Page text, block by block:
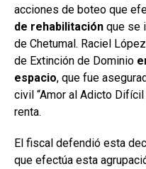
acciones de boteo que
de rehabilitación que se
de Chetumal. Raciel
de Extinción de Dominio
espacio, que fue
civil “Amor al Adicto
renta.
El fiscal defendió esta
que efectúa esta